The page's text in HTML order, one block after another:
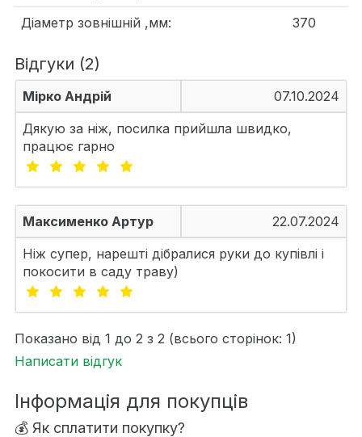
Діаметр зовнішній ,мм:
370
Відгуки (2)
Мірко Андрій
07.10.2024
Дякую за ніж, посилка прийшла швидко,
працює гарно
Максименко Артур
22.07.2024
Ніж супер, нарешті дібралися руки до купівлі і
покосити в саду траву)
Показано від 1 до 2 з 2 (всього сторінок: 1)
Написати відгук
Інформація для покупців
💰 Як сплатити покупку?